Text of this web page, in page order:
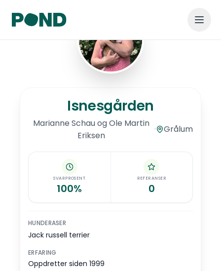
Hopp til hovedinnhold
Isnesgården
Marianne Schau og Ole Martin
Eriksen
· Grålum
SVARPROSENT
100%
REFERANSER
0
HUNDERASER
Jack russell terrier
ERFARING
Oppdretter siden 1999